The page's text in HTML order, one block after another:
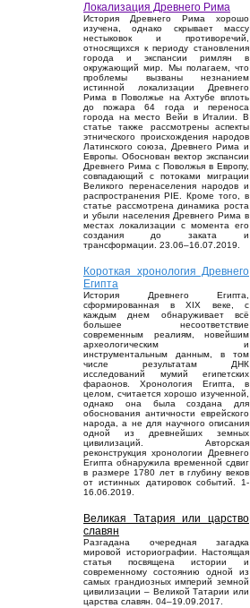
Локализация Древнего Рима
История Древнего Рима хорошо
изучена, однако скрывает массу
нестыковок и противоречий,
относящихся к периоду становления
города и экспансии римлян в
окружающий мир. Мы полагаем, что
проблемы вызваны незнанием
истинной локализации Древнего
Рима в Поволжье на Ахтубе вплоть
до пожара 64 года и переноса
города на место Вейи в Италии. В
статье также рассмотрены аспекты
этнического происхождения народов
Латинского союза, Древнего Рима и
Европы. Обоснован вектор экспансии
Древнего Рима с Поволжья в Европу,
совпадающий с потоками миграции
Великого перенаселения народов и
распространения PIE. Кроме того, в
статье рассмотрена динамика роста
и убыли населения Древнего Рима в
местах локализации с момента его
создания до заката и
трансформации. 23.06–16.07.2019.
Короткая хронология Древнего
Египта
История Древнего Египта,
сформированная в XIX веке, с
каждым днем обнаруживает всё
большее несоответствие
современным реалиям, новейшим
археологическим и
инструментальным данным, в том
числе результатам ДНК
исследований мумий египетских
фараонов. Хронология Египта, в
целом, считается хорошо изученной,
однако она была создана для
обоснования античности еврейского
народа, а не для научного описания
одной из древнейших земных
цивилизаций. Авторская
реконструкция хронологии Древнего
Египта обнаружила временной сдвиг
в размере 1780 лет в глубину веков
от истинных датировок событий. 1-
16.06.2019.
Великая Татария или царство
славян
Разгадана очередная загадка
мировой историографии. Настоящая
статья посвящена истории и
современному состоянию одной из
самых грандиозных империй земной
цивилизации – Великой Татарии или
царства славян. 04–19.09.2017.